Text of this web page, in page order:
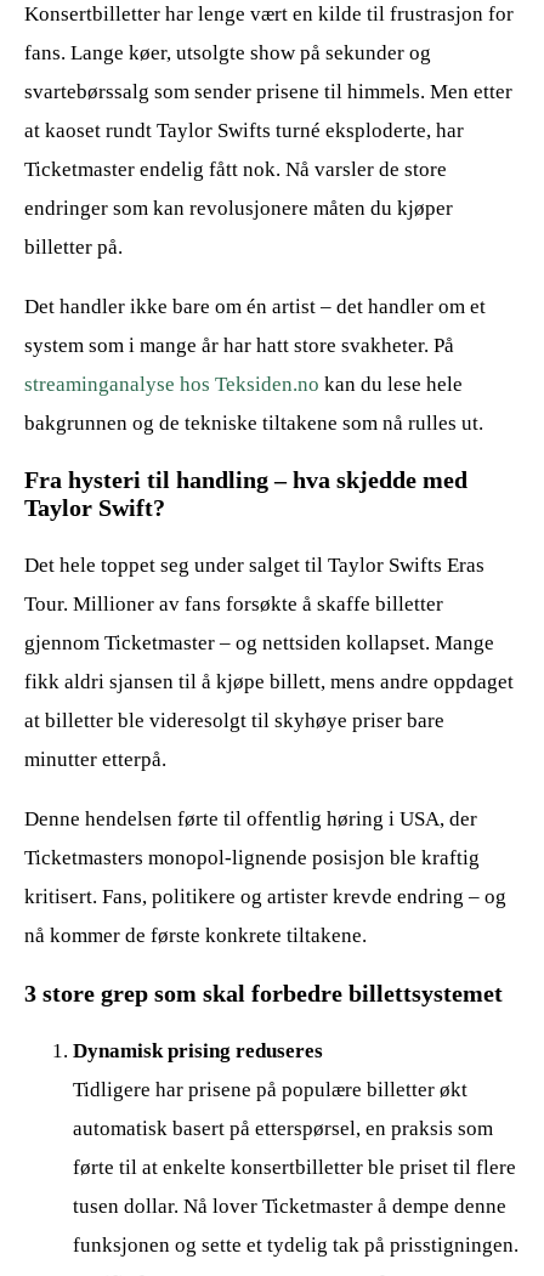
Konsertbilletter har lenge vært en kilde til frustrasjon for
fans. Lange køer, utsolgte show på sekunder og
svartebørssalg som sender prisene til himmels. Men etter
at kaoset rundt Taylor Swifts turné eksploderte, har
Ticketmaster endelig fått nok. Nå varsler de store
endringer som kan revolusjonere måten du kjøper
billetter på.
Det handler ikke bare om én artist – det handler om et
system som i mange år har hatt store svakheter. På
streaminganalyse hos Teksiden.no kan du lese hele
bakgrunnen og de tekniske tiltakene som nå rulles ut.
Fra hysteri til handling – hva skjedde med
Taylor Swift?
Det hele toppet seg under salget til Taylor Swifts Eras
Tour. Millioner av fans forsøkte å skaffe billetter
gjennom Ticketmaster – og nettsiden kollapset. Mange
fikk aldri sjansen til å kjøpe billett, mens andre oppdaget
at billetter ble videresolgt til skyhøye priser bare
minutter etterpå.
Denne hendelsen førte til offentlig høring i USA, der
Ticketmasters monopol-lignende posisjon ble kraftig
kritisert. Fans, politikere og artister krevde endring – og
nå kommer de første konkrete tiltakene.
3 store grep som skal forbedre billettsystemet
Dynamisk prising reduseres
Tidligere har prisene på populære billetter økt
automatisk basert på etterspørsel, en praksis som
førte til at enkelte konsertbilletter ble priset til flere
tusen dollar. Nå lover Ticketmaster å dempe denne
funksjonen og sette et tydelig tak på prisstigningen.